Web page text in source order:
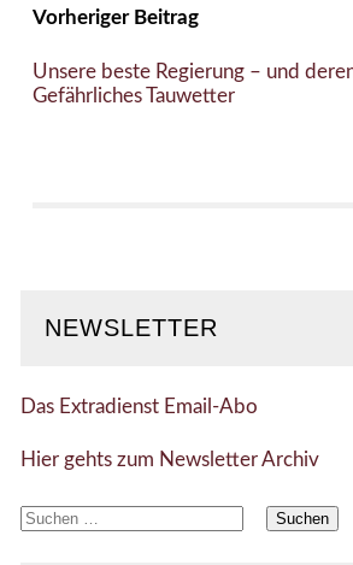
Vorheriger Beitrag
Unsere beste Regierung – und
Gefährliches Tauwetter
NEWSLETTER
Das Extradienst Email-Abo
Hier gehts zum Newsletter Archiv
Suchen